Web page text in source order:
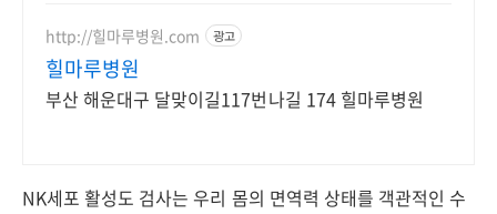
http://힐마루병원.com 광고
힐마루병원
부산 해운대구 달맞이길117번나길 174 힐마루병원
NK세포 활성도 검사는 우리 몸의 면역력 상태를 객관적인 수